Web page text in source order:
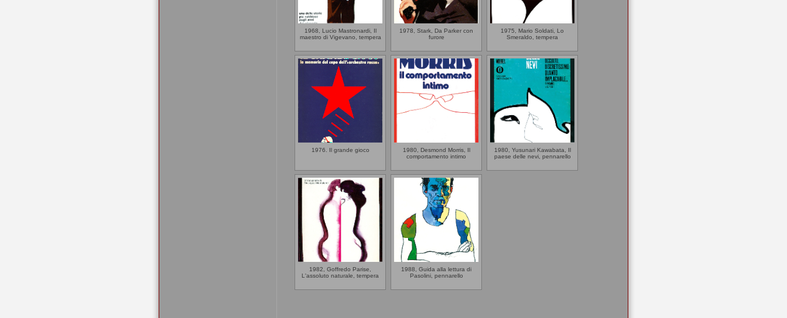
1968, Lucio Mastronardi, Il
maestro di Vigevano, tempera
1978, Stark, Da Parker con
furore
1975, Mario Soldati, Lo
Smeraldo, tempera
1976. Il grande gioco
1980, Desmond Morris, Il
comportamento intimo
1980, Yusunari Kawabata, Il
paese delle nevi, pennarello
1982, Goffredo Parise,
L'assoluto naturale, tempera
1988, Guida alla lettura di
Pasolini, pennarello